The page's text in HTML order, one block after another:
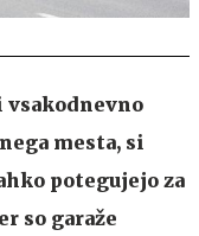
vsakodnevno
mesta, si
potegujejo za
so garaže